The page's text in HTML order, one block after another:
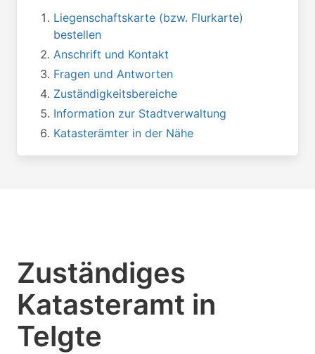
Liegenschaftskarte (bzw. Flurkarte)
bestellen
Anschrift und Kontakt
Fragen und Antworten
Zuständigkeitsbereiche
Information zur Stadtverwaltung
Katasterämter in der Nähe
Zuständiges
Katasteramt in
Telgte